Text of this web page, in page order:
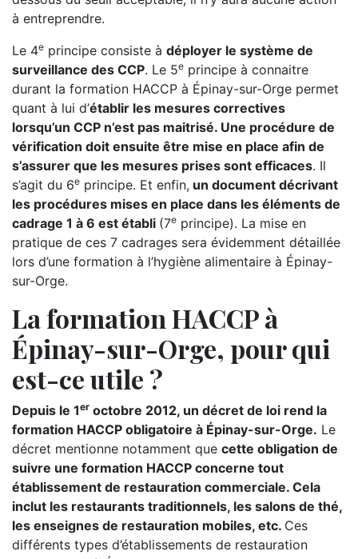
à entreprendre.
Le 4e principe consiste à déployer le système de
surveillance des CCP. Le 5e principe à connaitre
durant la formation HACCP à Épinay-sur-Orge permet
quant à lui d’établir les mesures correctives
lorsqu’un CCP n’est pas maitrisé. Une procédure de
vérification doit ensuite être mise en place afin de
s’assurer que les mesures prises sont efficaces. Il
s’agit du 6e principe. Et enfin, un document décrivant
les procédures mises en place dans les éléments de
cadrage 1 à 6 est établi (7e principe). La mise en
pratique de ces 7 cadrages sera évidemment détaillée
lors d’une formation à l’hygiène alimentaire à Épinay-
sur-Orge.
La formation HACCP à
Épinay-sur-Orge, pour qui
est-ce utile ?
Depuis le 1er octobre 2012, un décret de loi rend la
formation HACCP obligatoire à Épinay-sur-Orge. Le
décret mentionne notamment que cette obligation de
suivre une formation HACCP concerne tout
établissement de restauration commerciale. Cela
inclut les restaurants traditionnels, les salons de thé,
les enseignes de restauration mobiles, etc. Ces
différents types d’établissements de restauration